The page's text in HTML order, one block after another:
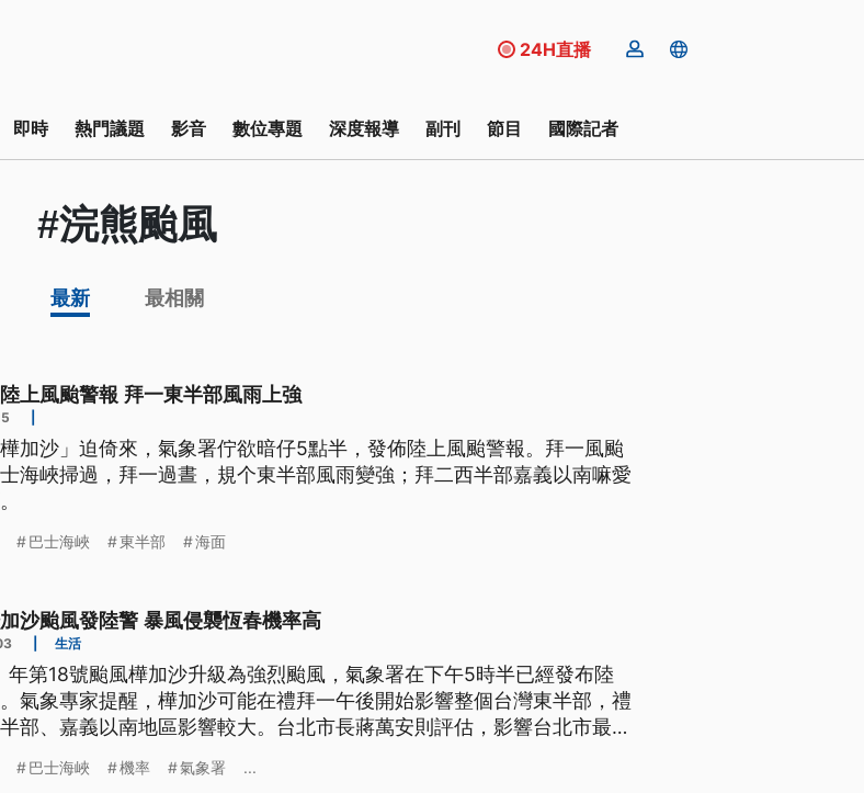
24H直播
即時 熱門議題 影音 數位專題 深度報導 副刊 節目 國際記者
#浣熊颱風
最新 最相關
陸上風颱警報 拜一東半部風雨上強
加沙」迫倚來，氣象署佇欲暗仔5點半，發佈陸上風颱警報。拜一風颱
海峽掃過，拜一過晝，規个東半部風雨變強；拜二西半部嘉義以南嘛愛
巴士海峽 東半部 海面
沙颱風發陸警 暴風侵襲恆春機率高
生活
第18號颱風樺加沙升級為強烈颱風，氣象署在下午5時半已經發布陸
。氣象專家提醒，樺加沙可能在禮拜一午後開始影響整個台灣東半部，禮
部、嘉義以南地區影響較大。台北市長蔣萬安則評估，影響台北市最顯
巴士海峽 機率 氣象署 ...